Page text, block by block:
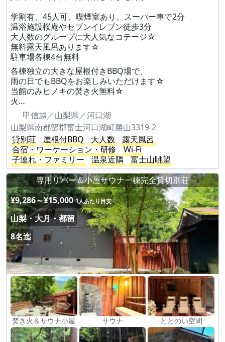
学割有、45人可、喫煙室あり、スーパー車で2分
温浴施設桜庵やセブンイレブン徒歩3分
大人数のグループに大人気なコテージ☆
無料露天風呂あります☆
駐車場各棟4台無料
各棟独立の大きな屋根付きBBQ場で、
雨の日でもBBQをお楽しみいただけます☆
当館のみヒノキの焚き火無料☆
火…
甲信越／山梨県／河口湖
山梨県南都留郡富士河口湖町勝山3319-2
貸別荘
屋根付BBQ 大人数
露天風呂
合宿・ワーケーション・研修
Wi-Fi
子連れ・ファミリー
温泉近隣
富士山眺望
専用リバー＆小屋サウナ一棟完全貸切別荘
¥9,286～¥15,000 1人あたり目安
山梨・大月・都留
8名迄
焚き火＆サウナ小屋 サウナ ととのい空間